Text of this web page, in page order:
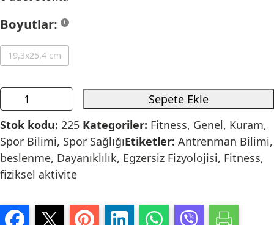
Boyutlar:
19,3x25,4 cm
Sepete Ekle
Stok kodu: 225 Kategoriler: Fitness, Genel, Kuram,
Spor Bilimi, Spor SağlığıEtiketler: Antrenman Bilimi,
beslenme, Dayanıklılık, Egzersiz Fizyolojisi, Fitness,
fiziksel aktivite